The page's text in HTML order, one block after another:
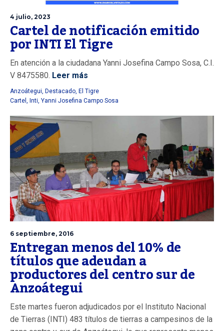
4 julio, 2023
Cartel de notificación emitido
por INTI El Tigre
En atención a la ciudadana Yanni Josefina Campo Sosa, C.I.
V 8475580. Leer más
Anzoátegui, Destacado, El Tigre
Cartel , Inti, Yanni Josefina Campo Sosa
6 septiembre, 2016
Entregan menos del 10% de
títulos que adeudan a
productores del centro sur de
Anzoátegui
Este martes fueron adjudicados por el Instituto Nacional
de Tierras (INTI) 483 títulos de tierras a campesinos de la